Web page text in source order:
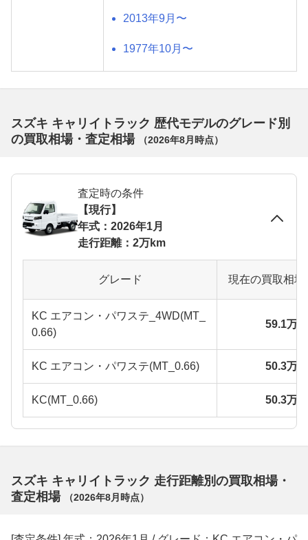
2013年9月〜
1977年10月〜
スズキ キャリイトラック 歴代モデルのグレード別
の買取相場・査定相場
（2026年8月 時点）
査定時の条件
【現行】
年式：2026年1月
走行距離：2万km
グレード 現在の買取相
KC エアコン・パワステ_4WD(MT_
0.66)
59.1万
KC エアコン・パワステ(MT_0.66) 50.3万
KC(MT_0.66) 50.3万
スズキ キャリイトラック 走行距離別の買取相場・
査定相場
（2026年8月 時点）